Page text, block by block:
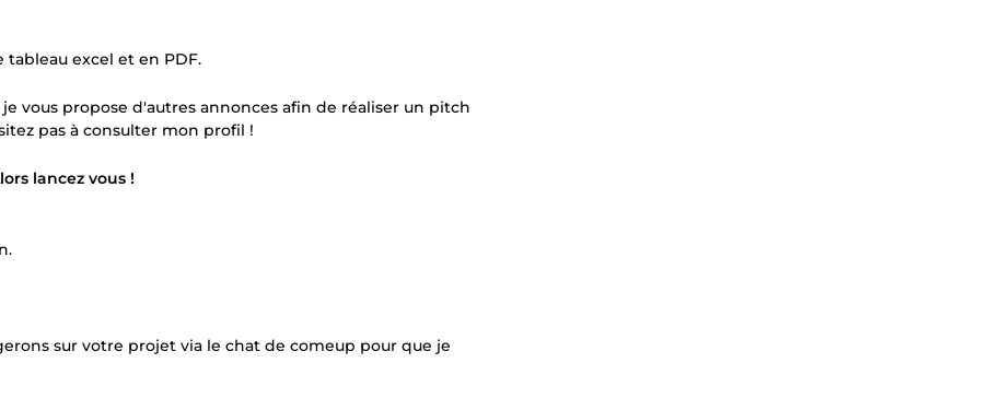
tableau excel et en PDF.
vous propose d'autres annonces afin de réaliser un pitch
pas à consulter mon profil !
lancez vous !
sur votre projet via le chat de comeup pour que je